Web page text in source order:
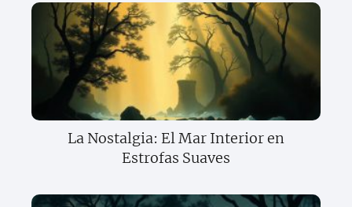
La Nostalgia: El Mar Interior en
Estrofas Suaves